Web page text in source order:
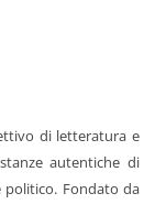
di letteratura e
autentiche di
politico. Fondato da